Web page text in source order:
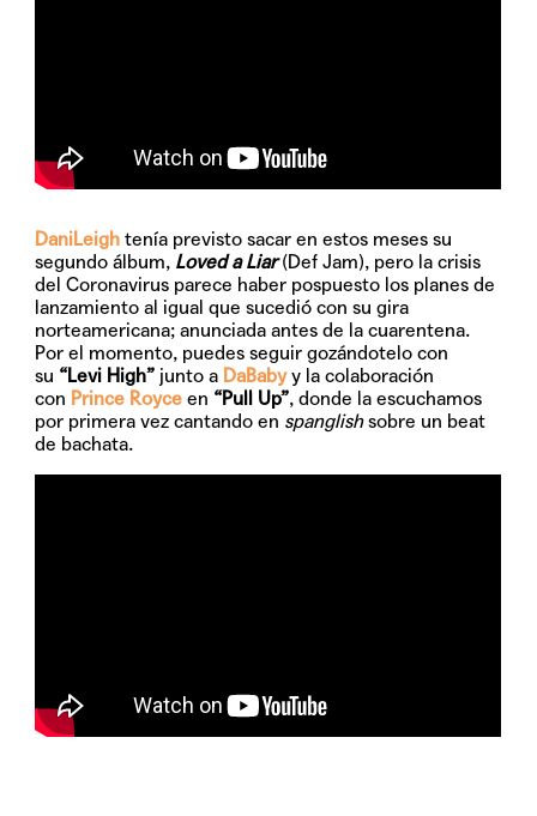
DaniLeigh tenía previsto sacar en estos meses su
segundo álbum, Loved a Liar(Def Jam), pero la crisis
del Coronavirus parece haber pospuesto los planes de
lanzamiento al igual que sucedió con su gira
norteamericana; anunciada antes de la cuarentena.
Por el momento, puedes seguir gozándotelo con
su “Levi High” junto a DaBabyy la colaboración
con Prince Royce en “Pull Up”, donde la escuchamos
por primera vez cantando en spanglishsobre un beat
de bachata.